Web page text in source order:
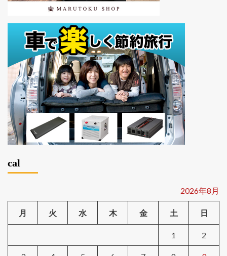
cal
2026年8月
月 火 水 木 金 土 日
1 2